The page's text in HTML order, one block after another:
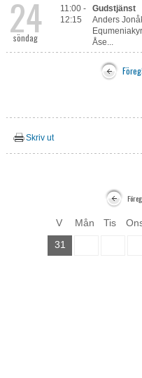
24
söndag
11:00 -
12:15
Gudstjänst
Anders
Åse...
Skriv ut
V Mån Tis
31